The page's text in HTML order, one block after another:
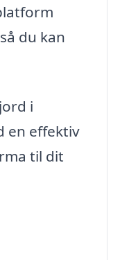
du kan
i
en effektiv
til dit